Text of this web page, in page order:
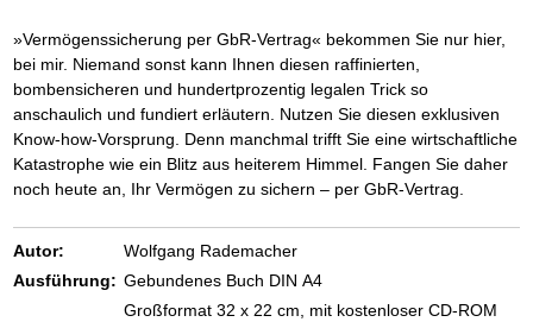
»Vermögenssicherung per GbR-Vertrag« bekommen Sie nur hier,
bei mir. Niemand sonst kann Ihnen diesen raffinierten,
bombensicheren und hundertprozentig legalen Trick so
anschaulich und fundiert erläutern. Nutzen Sie diesen exklusiven
Know-how-Vorsprung. Denn manchmal trifft Sie eine wirtschaftliche
Katastrophe wie ein Blitz aus heiterem Himmel. Fangen Sie daher
noch heute an, Ihr Vermögen zu sichern – per GbR-Vertrag.
Autor:
Wolfgang Rademacher
Ausführung: Gebundenes Buch DIN A4
Großformat 32 x 22 cm, mit kostenloser CD-ROM